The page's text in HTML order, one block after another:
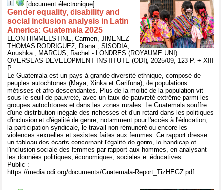
[document électronique]
Gender equality, disability and
social inclusion analysis in Latin
America: Guatemala 2025
LEON-HIMMELSTINE, Carmen, JIMENEZ
THOMAS RODRIGUEZ, Diana ; SISODIA,
Anushka ; MARCUS, Rachel - LONDRES (ROYAUME UNI) :
OVERSEAS DEVELOPMENT INSTITUTE (ODI), 2025/09, 123 P. + XIII
P.
Le Guatemala est un pays à grande diversité ethnique, composé de
peuples autochtones (Maya, Xinka et Garifuna), de populations
métisses et afro-descendantes. Plus de la moitié de la population vit
sous le seuil de pauvreté, avec un taux de pauvreté extrême parmi les
groupes autochtones et dans les zones rurales. Le Guatemala souffre
d'une distribution inégale des richesses et d'un retard dans les politiques
d'inclusion et d'égalité de genre, notamment pour l'accès à l'éducation,
la participation syndicale, le travail non rémunéré ou encore les
violences sexuelles et sexistes faites aux femmes. Ce rapport dresse
un tableau des écarts concernant l'égalité de genre, le handicap et
l'inclusion sociale des femmes par rapport aux hommes, en analysant
les données politiques, économiques, sociales et éducatives.
Public :
https://media.odi.org/documents/Guatemala-Report_TizHEGZ.pdf